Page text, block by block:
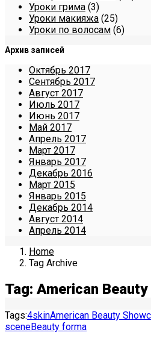
Уроки грима (3)
Уроки макияжа (25)
Уроки по волосам (6)
Архив записей
Октябрь 2017
Сентябрь 2017
Август 2017
Июль 2017
Июнь 2017
Май 2017
Апрель 2017
Март 2017
Январь 2017
Декабрь 2016
Март 2015
Январь 2015
Декабрь 2014
Август 2014
Апрель 2014
Home
Tag Archive
Tag: American
Tags:4skinAmerican Beauty
sceneBeauty forma